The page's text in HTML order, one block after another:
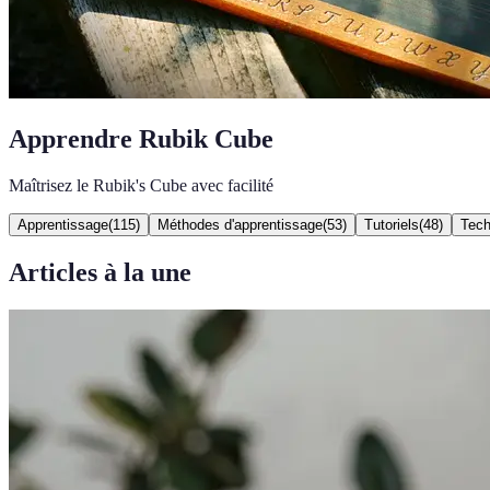
Apprendre Rubik Cube
Maîtrisez le Rubik's Cube avec facilité
Apprentissage(115) Méthodes d'apprentissage(53) Tutoriels(48)
Articles à la une